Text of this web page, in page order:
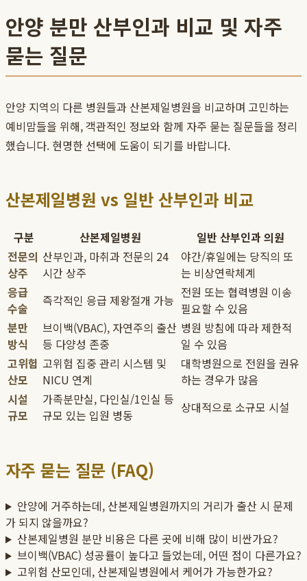
안양 분만 산부인과 비교 및 자주
묻는 질문
안양 지역의 다른 병원들과 산본제일병원을 비교하며 고민하는
예비맘들을 위해, 객관적인 정보와 함께 자주 묻는 질문들을 정리
했습니다. 현명한 선택에 도움이 되기를 바랍니다.
산본제일병원 vs 일반 산부인과 비교
구분 산본제일병원
일반 산부인과 의원
전문의
상주
산부인과, 마취과 전문의 24
시간 상주
야간/휴일에는 당직의 또
는 비상연락체계
응급
수술
즉각적인 응급 제왕절개 가능 전원 또는 협력병원 이송
필요할 수 있음
분만
방식
브이백(VBAC), 자연주의 출산
등 다양성 존중
병원 방침에 따라 제한적
일 수 있음
고위험
산모
고위험 집중 관리 시스템 및
NICU 연계
대학병원으로 전원을 권유
하는 경우가 많음
시설
규모
가족분만실, 다인실/1인실 등
규모 있는 입원 병동
상대적으로 소규모 시설
자주 묻는 질문 (FAQ)
안양에 거주하는데, 산본제일병원까지의 거리가 출산 시 문제
가 되지 않을까요?
산본제일병원 분만 비용은 다른 곳에 비해 많이 비싼가요?
브이백(VBAC) 성공률이 높다고 들었는데, 어떤 점이 다른가요?
고위험 산모인데, 산본제일병원에서 케어가 가능한가요?